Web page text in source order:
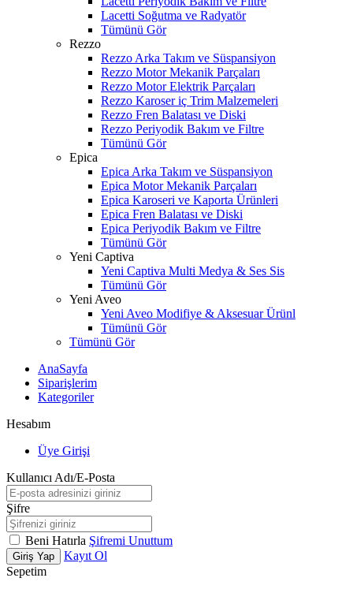
Lacetti Soğutma ve Radyatör
Tümünü Gör
Rezzo
Rezzo Arka Takım ve Süspansiyon
Rezzo Motor Mekanik Parçaları
Rezzo Motor Elektrik Parçaları
Rezzo Karoser iç Trim Malzemeleri
Rezzo Fren Balatası ve Diski
Rezzo Periyodik Bakım ve Filtre
Tümünü Gör
Epica
Epica Arka Takım ve Süspansiyon
Epica Motor Mekanik Parçaları
Epica Karoseri ve Kaporta Ürünleri
Epica Fren Balatası ve Diski
Epica Periyodik Bakım ve Filtre
Tümünü Gör
Yeni Captiva
Yeni Captiva Multi Medya & Ses Sis
Tümünü Gör
Yeni Aveo
Yeni Aveo Modifiye & Aksesuar Ürünl
Tümünü Gör
Tümünü Gör
AnaSayfa
Siparişlerim
Kategoriler
Hesabım
Üye Girişi
Kullanıcı Adı/E-Posta
Şifre
Beni Hatırla Şifremi Unuttum
Giriş Yap
Kayıt Ol
Sepetim